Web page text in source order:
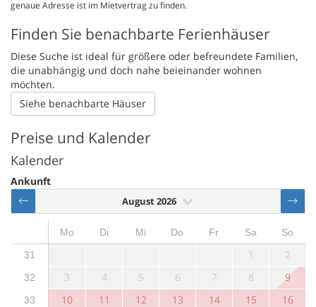
genaue Adresse ist im Mietvertrag zu finden.
Finden Sie benachbarte Ferienhäuser
Diese Suche ist ideal für größere oder befreundete Familien,
die unabhängig und doch nahe beieinander wohnen
möchten.
Siehe benachbarte Häuser
Preise und Kalender
Kalender
Ankunft
August 2026
Mo Di Mi Do Fr Sa
So
31
1 2
32 3 4 5 6 7 8 9
33 10 11 12 13 14 15 16